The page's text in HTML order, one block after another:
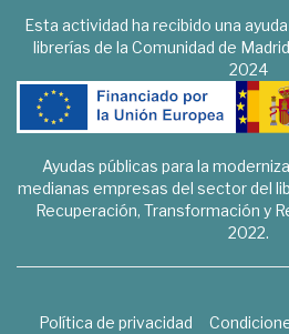
Esta actividad ha recibido una
librerías de la Comunidad de
2024
Ayudas públicas para la
medianas empresas del sector del
Recuperación, Transformación y
2022.
Política de privacidad